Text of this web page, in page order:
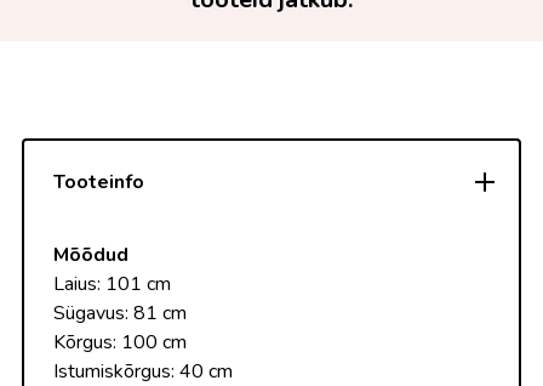
Tooteinfo
Mõõdud
Laius: 101 cm
Sügavus: 81 cm
Kõrgus: 100 cm
Istumiskõrgus: 40 cm